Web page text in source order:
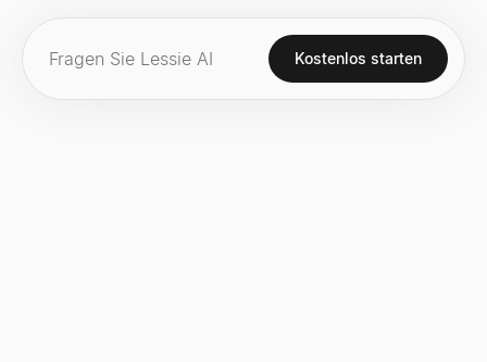
Kostenlos starten